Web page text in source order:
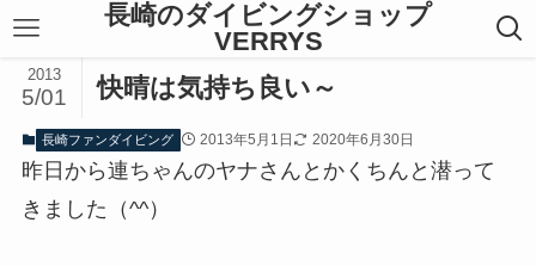
長崎のダイビングショップ
VERRYS
快晴は気持ち良い～
2013
5/01
長崎ファンダイビング 2013年5月1日 2020年6月30日
昨日から連ちゃんのヤナさんとかくちんと潜って
きました（^^）